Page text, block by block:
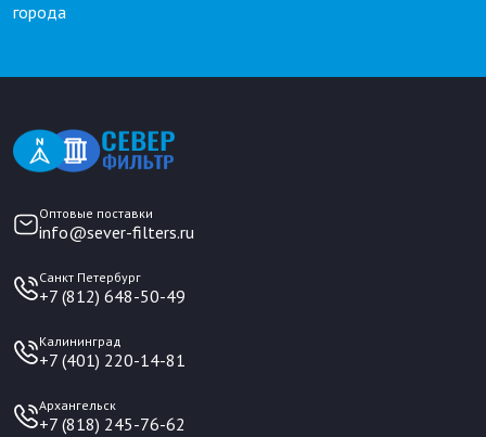
города
Оптовые поставки
info@sever-filters.ru
Санкт Петербург
+7 (812) 648-50-49
Калининград
+7 (401) 220-14-81
Архангельск
+7 (818) 245-76-62